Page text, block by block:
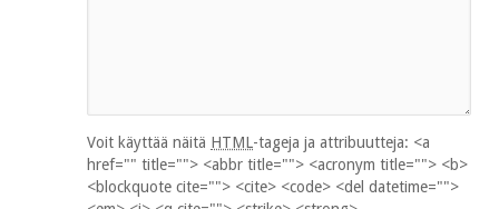
Voit käyttää näitä HTML-tageja ja attribuutteja: <a
href="" title=""> <abbr title=""> <acronym title=""> <b>
<blockquote cite=""> <cite> <code> <del datetime="">